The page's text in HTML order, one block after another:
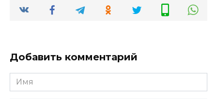
Добавить комментарий
Имя
*